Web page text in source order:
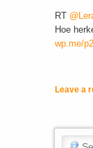
RT
Hoe
wp.me/
Leave a
Search